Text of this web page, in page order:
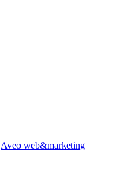
Aveo web&marketing